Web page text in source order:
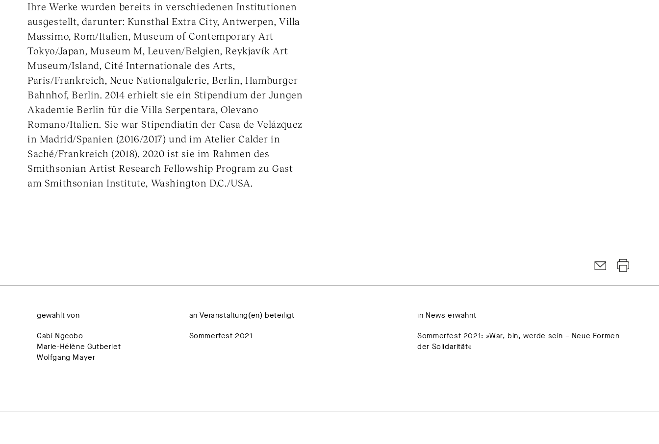
Ihre Werke wurden bereits in verschiedenen Institutionen
ausgestellt, darunter: Kunsthal Extra City, Antwerpen, Villa
Massimo, Rom/Italien, Museum of Contemporary Art
Tokyo/Japan, Museum M, Leuven/Belgien, Reykjavík Art
Museum/Island, Cité Internationale des Arts,
Paris/Frankreich, Neue Nationalgalerie, Berlin, Hamburger
Bahnhof, Berlin. 2014 erhielt sie ein Stipendium der Jungen
Akademie Berlin für die Villa Serpentara, Olevano
Romano/Italien. Sie war Stipendiatin der Casa de Velázquez
in Madrid/Spanien (2016/2017) und im Atelier Calder in
Saché/Frankreich (2018). 2020 ist sie im Rahmen des
Smithsonian Artist Research Fellowship Program zu Gast
am Smithsonian Institute, Washington D.C./USA.
gewählt von
Gabi Ngcobo
Marie-Hélène Gutberlet
Wolfgang Mayer
an Veranstaltung(en) beteiligt
Sommerfest 2021
in News erwähnt
Sommerfest 2021: »War, bin, werde sein – Neue Formen
der Solidarität«